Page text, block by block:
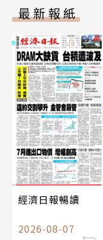
最新報紙
經濟日報暢讀
2026-08-07